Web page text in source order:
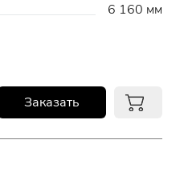
6 160 мм
Заказать